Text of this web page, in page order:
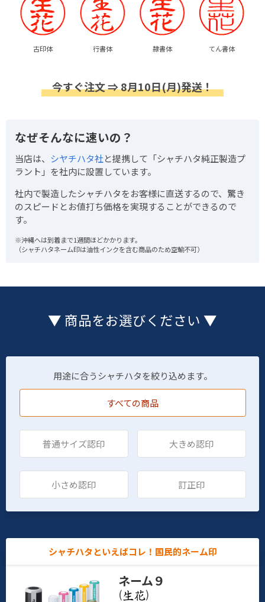
古印体 行書体 隷書体 てん書体
今すぐ注文 ⇒ 8月10日(月)発送！
なぜそんなに速いの？
当店は、 シヤチハタ社と提携して「シャチハタ純正製造プ
ラント」を社内に設置しています。
社内で製造したシャチハタをお客様に直送するので、驚き
のスピードとお値打ち価格を実現することができるので
す。
※沖縄へは到着まで1週間ほどかかります。
（シャチハタネーム印は油性インクを含む商品のため空輸不可）
▼ 商品をお選びください ▼
用途に合うシャチハタを絞り込めます。
すべての商品
普通サイズ認印 大きめ認印
小さめ認印 訂正印
シャチハタといえばコレ！国民的ネーム印
ネーム９
(
)